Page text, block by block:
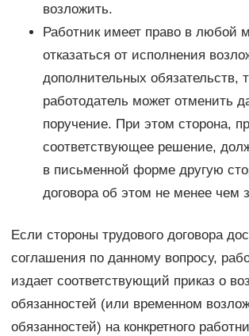
возложить.
Работник имеет право в любой
отказаться от исполнения
дополнительных обязательств,
работодатель может отменить
поручение. При этом сторона,
соответствующее решение,
в письменной форме другую
договора об этом не менее чем
Если стороны трудового договора
соглашения по данному вопросу,
издает соответствующий приказ о
обязанностей (или временном
обязанностей) на конкретного